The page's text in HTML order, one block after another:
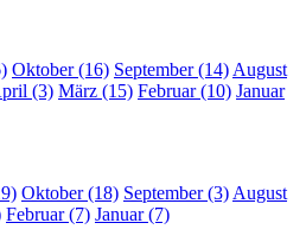
Oktober (16) September (14) August
(3) März (15) Februar (10) Januar
Oktober (18) September (3) August
Februar (7) Januar (7)